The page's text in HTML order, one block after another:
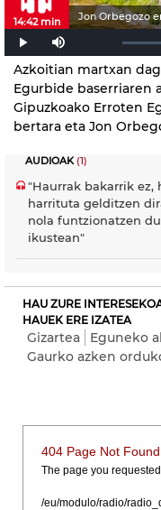
Jon Orbegozo
14:42 min
Azkoitian martxan
Egurbide baserriaren
Gipuzkoako Erroten
bertara eta Jon
AUDIOAK (1)
"Haurrak bakarrik ez,
harrituta gelditzen
nola funtzionatzen
ikustean"
HAU ZURE
HAUEK ERE IZATEA
Gizartea Eguneko
Gaurko azken
404 Page Not Found
The page you
/eu/modulo/radio/